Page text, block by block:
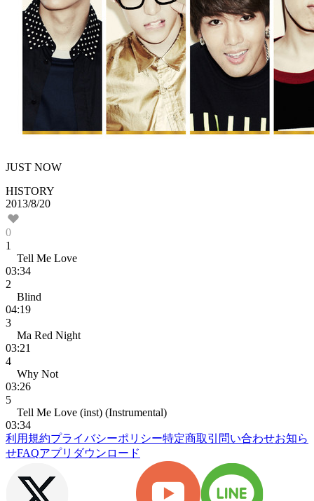
JUST NOW
HISTORY
2013/8/20
0
1
Tell Me Love
03:34
2
Blind
04:19
3
Ma Red Night
03:21
4
Why Not
03:26
5
Tell Me Love (inst) (Instrumental)
03:34
利用規約プライバシーポリシー特定商取引 問い合わせお知ら
せFAQアプリダウンロード